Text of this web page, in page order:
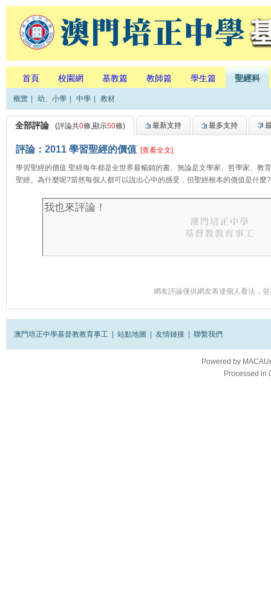
首頁 校園網 基教篇 教師篇 學生篇 聖經科
概覽 幼、小學 中學 教材
全部評論 (評論共0條,顯示50條) 最新支持 最多支持
評論：2011 學習聖經的價值 [查看全文]
學習聖經的價值 聖經每年都是全世界最暢銷的書。無論是文學家、哲學家、教
聖經。為什麼呢?當然每個人都可以說出心中的感受，但聖經根本的價值是什麼
網友評論僅供網友表達個人看法，
澳門培正中學基督教教育事工 站點地圖 友情鏈接 聯繫我們
Powered by
Processed in